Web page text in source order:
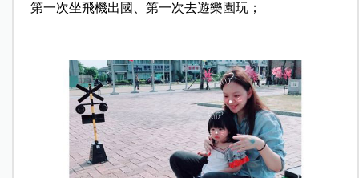
第一次坐飛機出國、第一次去遊樂園玩；